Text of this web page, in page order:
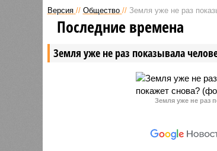
российскими городами,
потребуются значительные
финансовые затраты,
оцениваемые минимум в сотни
Версия // Общество // Земля уже не раз
Земля уже не раз показывала
Последние времена
Земля уже не раз